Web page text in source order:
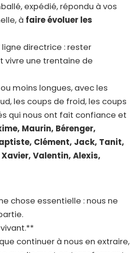
expédié, répondu à vos
à faire évoluer les
directrice : rester
vivre une trentaine de
moins longues, avec les
les coups de froid, les coups
qui nous ont fait confiance et
Maurin, Bérenger,
Clément, Jack, Tanit,
Valentin, Alexis,
chose essentielle : nous ne
continuer à nous en extraire,